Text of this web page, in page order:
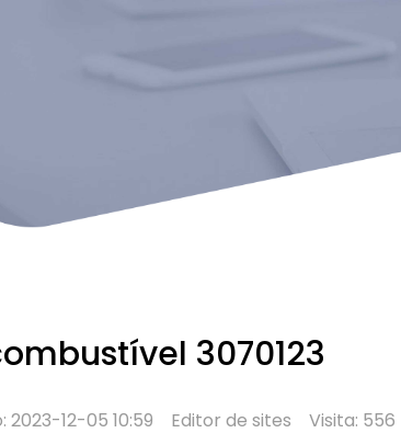
3070123
12-05 10:59 Editor de sites Visita: 556